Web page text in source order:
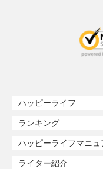
ハッピーライフ
ランキング
ハッピーライフマニュ
ライター紹介